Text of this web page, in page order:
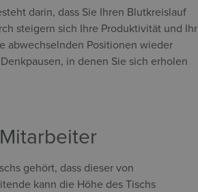
darin, dass Sie Ihren Blutkreislauf
steigern sich Ihre Produktivität und Ihr
abwechselnden Positionen wieder
in denen Sie sich erholen
gehört, dass dieser von
kann die Höhe des Tischs